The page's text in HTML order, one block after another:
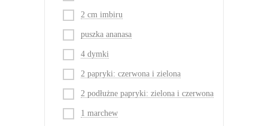
2 cm imbiru
puszka ananasa
4 dymki
2 papryki: czerwona i zielona
2 podłużne papryki: zielona i czerwona
1 marchew